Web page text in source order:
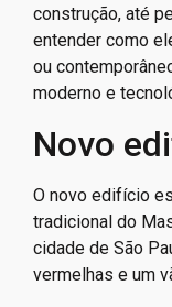
construção, até
entender como
ou
moderno e
Novo
O novo edifício
tradicional do
cidade de São
vermelhas e um